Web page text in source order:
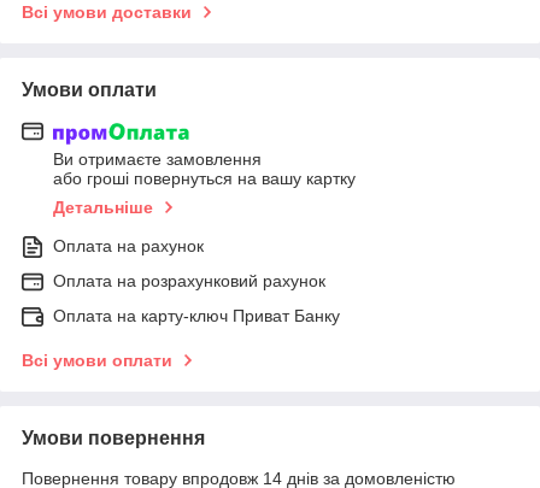
Всі умови доставки
Умови оплати
Ви отримаєте замовлення
або гроші повернуться на вашу картку
Детальніше
Оплата на рахунок
Оплата на розрахунковий рахунок
Оплата на карту-ключ Приват Банку
Всі умови оплати
Умови повернення
Повернення товару впродовж 14 днів за домовленістю